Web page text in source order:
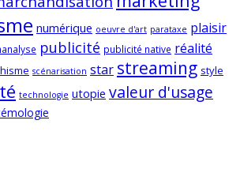
numérique oeuvre d'art parataxe plaisir
publicité publicité native réalité
scénarisation star streaming style
technologie utopie valeur d'usage